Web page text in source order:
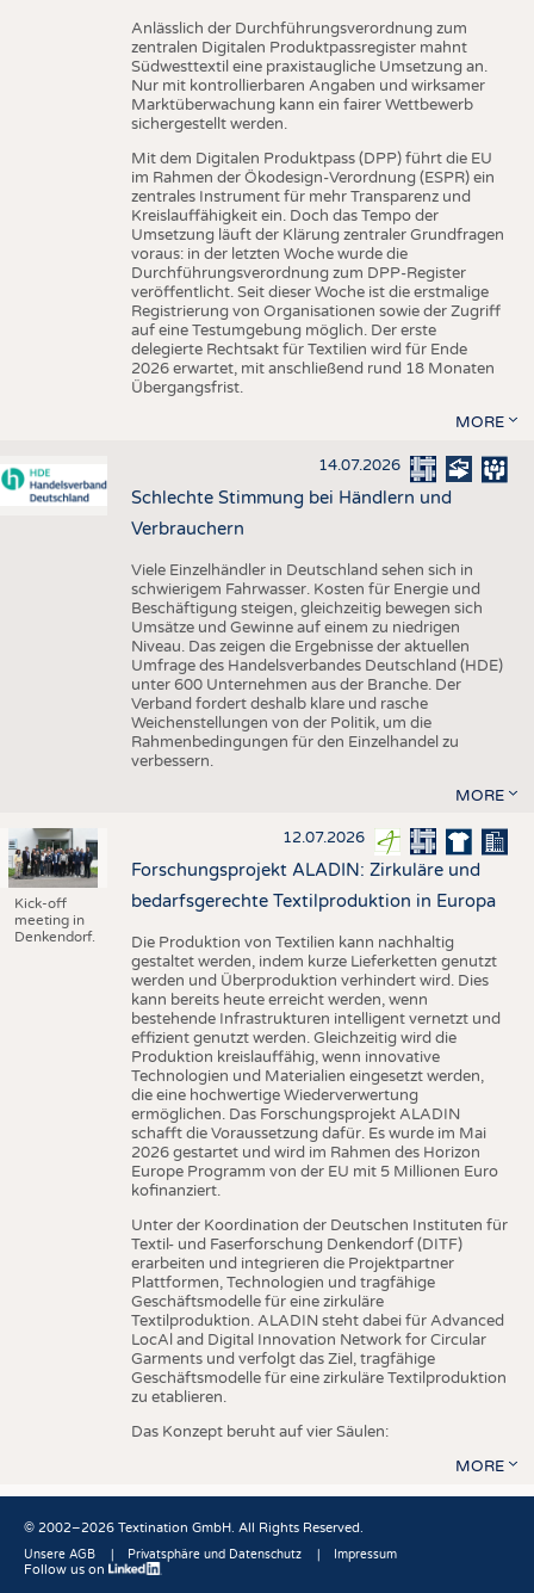
Anlässlich der Durchführungsverordnung zum
zentralen Digitalen Produktpassregister mahnt
Südwesttextil eine praxistaugliche Umsetzung an.
Nur mit kontrollierbaren Angaben und wirksamer
Marktüberwachung kann ein fairer Wettbewerb
sichergestellt werden.
Mit dem Digitalen Produktpass (DPP) führt die EU
im Rahmen der Ökodesign-Verordnung (ESPR) ein
zentrales Instrument für mehr Transparenz und
Kreislauffähigkeit ein. Doch das Tempo der
Umsetzung läuft der Klärung zentraler Grundfragen
voraus: in der letzten Woche wurde die
Durchführungsverordnung zum DPP-Register
veröffentlicht. Seit dieser Woche ist die erstmalige
Registrierung von Organisationen sowie der Zugriff
auf eine Testumgebung möglich. Der erste
delegierte Rechtsakt für Textilien wird für Ende
2026 erwartet, mit anschließend rund 18 Monaten
Übergangsfrist.
MORE
14.07.2026
Schlechte Stimmung bei Händlern und
Verbrauchern
Viele Einzelhändler in Deutschland sehen sich in
schwierigem Fahrwasser. Kosten für Energie und
Beschäftigung steigen, gleichzeitig bewegen sich
Umsätze und Gewinne auf einem zu niedrigen
Niveau. Das zeigen die Ergebnisse der aktuellen
Umfrage des Handelsverbandes Deutschland (HDE)
unter 600 Unternehmen aus der Branche. Der
Verband fordert deshalb klare und rasche
Weichenstellungen von der Politik, um die
Rahmenbedingungen für den Einzelhandel zu
verbessern.
MORE
Kick-off
meeting in
Denkendorf.
12.07.2026
Forschungsprojekt ALADIN: Zirkuläre und
bedarfsgerechte Textilproduktion in Europa
Die Produktion von Textilien kann nachhaltig
gestaltet werden, indem kurze Lieferketten genutzt
werden und Überproduktion verhindert wird. Dies
kann bereits heute erreicht werden, wenn
bestehende Infrastrukturen intelligent vernetzt und
effizient genutzt werden. Gleichzeitig wird die
Produktion kreislauffähig, wenn innovative
Technologien und Materialien eingesetzt werden,
die eine hochwertige Wiederverwertung
ermöglichen. Das Forschungsprojekt ALADIN
schafft die Voraussetzung dafür. Es wurde im Mai
2026 gestartet und wird im Rahmen des Horizon
Europe Programm von der EU mit 5 Millionen Euro
kofinanziert.
Unter der Koordination der Deutschen Instituten für
Textil- und Faserforschung Denkendorf (DITF)
erarbeiten und integrieren die Projektpartner
Plattformen, Technologien und tragfähige
Geschäftsmodelle für eine zirkuläre
Textilproduktion. ALADIN steht dabei für Advanced
LocAl and Digital Innovation Network for Circular
Garments und verfolgt das Ziel, tragfähige
Geschäftsmodelle für eine zirkuläre Textilproduktion
zu etablieren.
Das Konzept beruht auf vier Säulen:
MORE
© 2002–2026 Textination GmbH. All Rights Reserved.
Fußbereich
Unsere AGB Privatsphäre und Datenschutz Impressum
Follow us on